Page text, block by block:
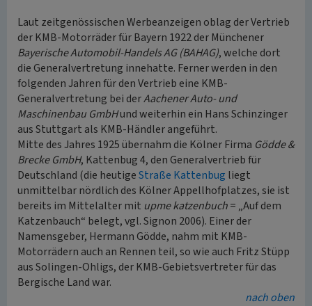
Laut zeitgenössischen Werbeanzeigen oblag der Vertrieb
der KMB-Motorräder für Bayern 1922 der Münchener
Bayerische Automobil-Handels AG (BAHAG), welche dort
die Generalvertretung innehatte. Ferner werden in den
folgenden Jahren für den Vertrieb eine KMB-
Generalvertretung bei derAachener Auto- und
Maschinenbau GmbHund weiterhin ein Hans Schinzinger
aus Stuttgart als KMB-Händler angeführt.
Mitte des Jahres 1925 übernahm die Kölner Firma Gödde &
Brecke GmbH, Kattenbug 4, den Generalvertrieb für
Deutschland (die heutigeStraße Kattenbug liegt
unmittelbar nördlich des Kölner Appellhofplatzes, sie ist
bereits im Mittelalter mit upme katzenbuch= „Auf dem
Katzenbauch“ belegt, vgl. Signon 2006). Einer der
Namensgeber, Hermann Gödde, nahm mit KMB-
Motorrädern auch an Rennen teil, so wie auch Fritz Stüpp
aus Solingen-Ohligs, der KMB-Gebietsvertreter für das
Bergische Land war.
nach oben